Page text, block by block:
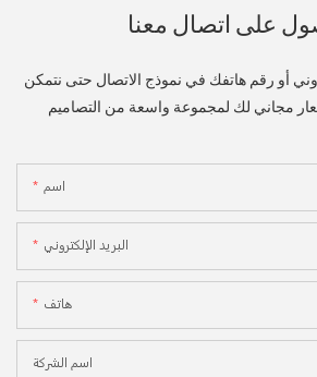
على اتصال معنا
أو رقم هاتفك في نموذج الاتصال حتى نتمكن
مجاني لك لمجموعة واسعة من التصاميم
اسم
البريد الإلكتروني
هاتف
اسم الشركة